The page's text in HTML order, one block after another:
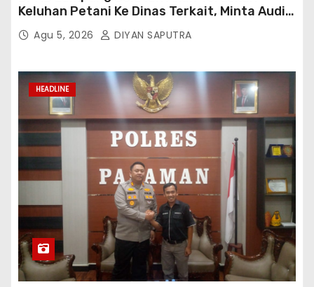
Keluhan Petani Ke Dinas Terkait, Minta Audit
Penyaluran Pupuk Bersubsidi Di Desa Budi
Lestari
Agu 5, 2026 DIYAN SAPUTRA
HEADLINE